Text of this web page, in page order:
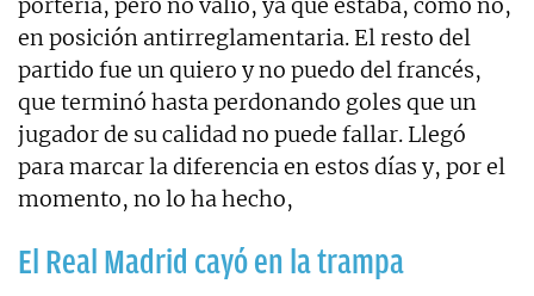
en posición antirreglamentaria. El resto del
partido fue un quiero y no puedo del francés,
que terminó hasta perdonando goles que un
jugador de su calidad no puede fallar. Llegó
para marcar la diferencia en estos días y, por el
momento, no lo ha hecho,
El Real Madrid cayó en la trampa